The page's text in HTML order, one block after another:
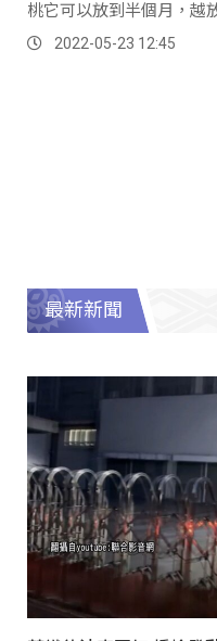
桃它可以放到半個月，越
2022-05-23 12:45
最新新聞